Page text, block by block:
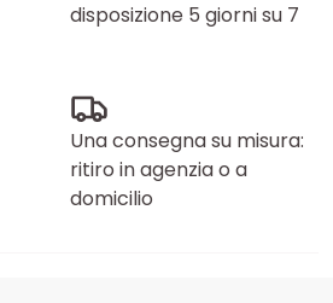
disposizione 5 giorni su 7
Una consegna su misura:
ritiro in agenzia o a
domicilio